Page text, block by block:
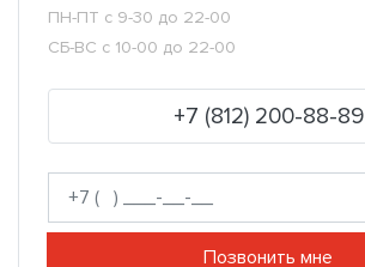
ПН-ПТ с 9-30 до 22-00
СБ-ВС с 10-00 до 22-00
+7 (812) 200-88-89
Позвонить мне